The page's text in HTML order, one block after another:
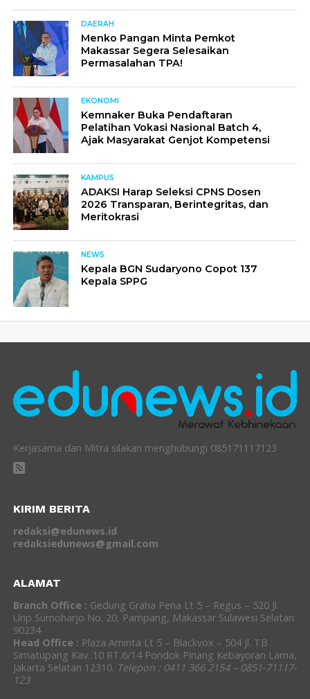
DAERAH
Menko Pangan Minta Pemkot
Makassar Segera Selesaikan
Permasalahan TPA!
EKONOMI
Kemnaker Buka Pendaftaran
Pelatihan Vokasi Nasional Batch 4,
Ajak Masyarakat Genjot Kompetensi
KAMPUS
ADAKSI Harap Seleksi CPNS Dosen
2026 Transparan, Berintegritas, dan
Meritokrasi
NEWS
Kepala BGN Sudaryono Copot 137
Kepala SPPG
Kerjasama dan Mitra silakan menghubungi 085171117123
KIRIM BERITA
redaksi@edunews.id
redaksiedunews@gmail.com
ALAMAT
Branch Office : Gedung Graha Pena Lt 5 – Regus – 520 Jl.
Urip Sumoharjo No. 20, Pampang, Makassar Sulawesi Selatan
90234
Head Office : Plaza Aminta Lt 5 – Blackvox – 504 Jl. TB
Simatupang Kav. 10 RT.6/14 Pondok Pinang Kebayoran Lama,
Jakarta Selatan 12310. Telepon : 0411 366 2154 – 0851-71117-
123